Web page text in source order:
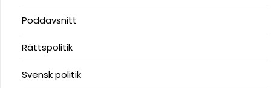
Poddavsnitt
Rättspolitik
Svensk politik